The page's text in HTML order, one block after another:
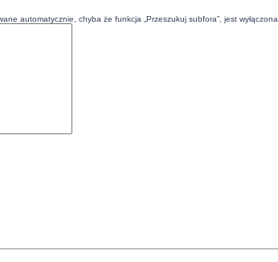
automatycznie, chyba że funkcja „Przeszukuj subfora”, jest wyłączona.